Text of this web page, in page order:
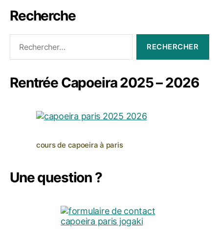
Recherche
Rentrée Capoeira 2025 – 2026
cours de capoeira à paris
Une question ?